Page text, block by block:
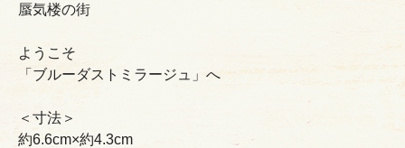
蜃気楼の街
ようこそ
「ブルーダストミラージュ」へ
＜寸法＞
約6.6cm×約4.3cm